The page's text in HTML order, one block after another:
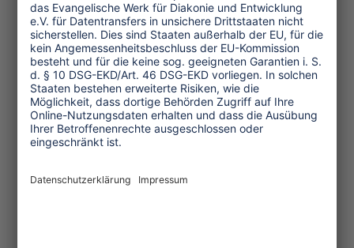
Service und Tipps
One Planet Guide für faires
Reisen